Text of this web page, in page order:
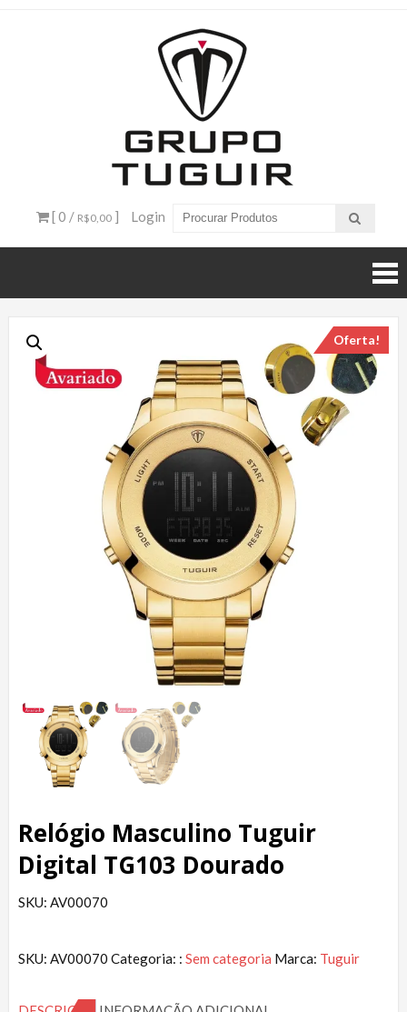
– Grupo
Tuguir
[ 0 / R$0,00 ] Login
Oferta!
Relógio Masculino Tuguir
Digital TG103 Dourado
SKU: AV00070
SKU: AV00070 Categoria: : Sem categoria Marca: Tuguir